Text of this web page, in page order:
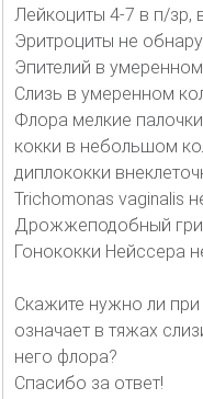
Лейкоциты 4-7 в п/зр,
Эритроциты не
Эпителий в
Слизь в умеренном
Флора мелкие
кокки в небольшом
диплококки
Trichomonas vaginalis
Дрожжеподобный
Гонококки Нейссера
Скажите нужно ли при
означает в тяжах
него флора?
Спасибо за ответ!